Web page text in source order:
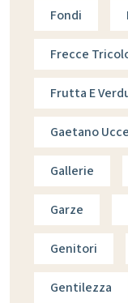
Fondi
Frecce
Frutta E
Gaetano
Gallerie
Garze
Genitori
Gentilezza